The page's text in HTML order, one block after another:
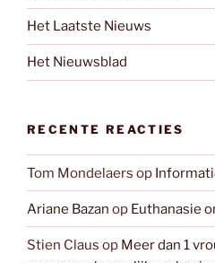
Het Laatste Nieuws
Het Nieuwsblad
RECENTE REACTIES
Tom Mondelaers op
Ariane Bazan op Euthanasie
Stien Claus op Meer dan 1